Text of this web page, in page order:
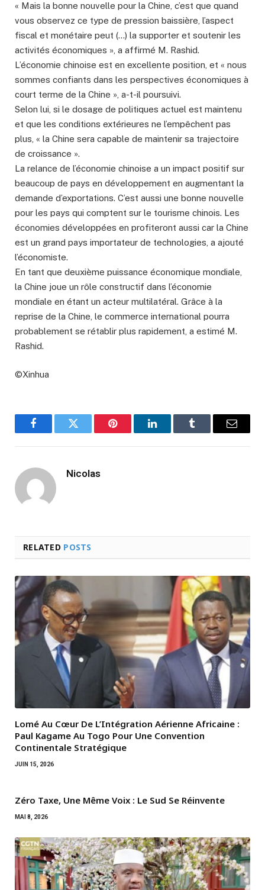
« Mais la bonne nouvelle pour la Chine, c’est que quand
vous observez ce type de pression baissière, l’aspect
fiscal et monétaire peut (…) la supporter et soutenir les
activités économiques », a affirmé M. Rashid.
L’économie chinoise est en excellente position, et « nous
sommes confiants dans les perspectives économiques à
court terme de la Chine », a-t-il poursuivi.
Selon lui, si le dosage de politiques actuel est maintenu
et que les conditions extérieures ne l’empêchent pas
plus, « la Chine sera capable de maintenir sa trajectoire
de croissance ».
La relance de l’économie chinoise a un impact positif sur
beaucoup de pays en développement en augmentant la
demande d’exportations. C’est aussi une bonne nouvelle
pour les pays qui comptent sur le tourisme chinois. Les
économies développées en profiteront aussi car la Chine
est un grand pays importateur de technologies, a ajouté
l’économiste.
En tant que deuxième puissance économique mondiale,
la Chine joue un rôle constructif dans l’économie
mondiale en étant un acteur multilatéral. Grâce à la
reprise de la Chine, le commerce international pourra
probablement se rétablir plus rapidement, a estimé M.
Rashid.
©Xinhua
FacebookTwitter Pinterest LinkedInTumblr Email
Nicolas
RELATED POSTS
Lomé Au Cœur De L’Intégration Aérienne Africaine :
Paul Kagame Au Togo Pour Une Convention
Continentale Stratégique
JUIN 15, 2026
Zéro Taxe, Une Même Voix : Le Sud Se Réinvente
MAI 8, 2026